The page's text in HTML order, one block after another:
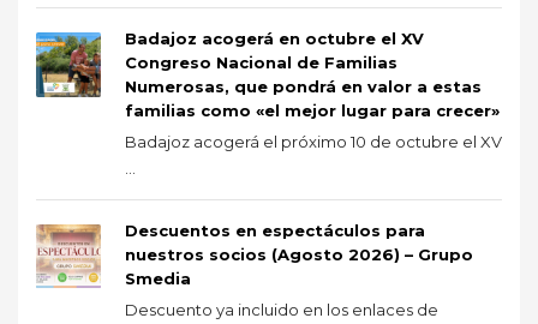
Badajoz acogerá en octubre el XV
Congreso Nacional de Familias
Numerosas, que pondrá en valor a estas
familias como «el mejor lugar para crecer»
Badajoz acogerá el próximo 10 de octubre el XV
Descuentos en espectáculos para
nuestros socios (Agosto 2026) – Grupo
Smedia
Descuento ya incluido en los enlaces de